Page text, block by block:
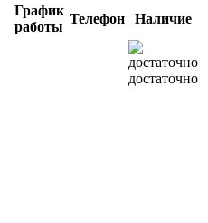
График
работы
Телефон
Наличие
достаточно